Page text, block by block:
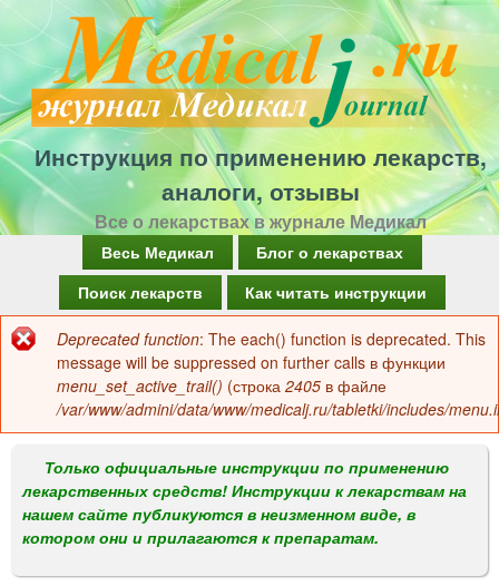
Перейти
к
основному
содержанию
Инструкция по применению лекарств,
аналоги, отзывы
Все о лекарствах в журнале Медикал
а
в
о
м
е
н
Весь Медикал
Блог о лекарствах
Поиск лекарств
Как читать инструкции
Сообщение
об
ошибке
Deprecated function: The each() function is deprecated. This
message will be suppressed on further calls в функции
menu_set_active_trail() (строка 2405 в файле
/var/www/admini/data/www/medicalj.ru/tabletki/includes/
Только официальные инструкции по применению
лекарственных средств! Инструкции к лекарствам на
нашем сайте публикуются в неизменном виде, в
котором они и прилагаются к препаратам.